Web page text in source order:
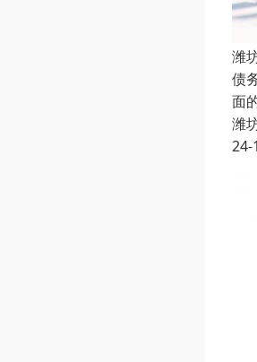
潍
债
面
潍
24-